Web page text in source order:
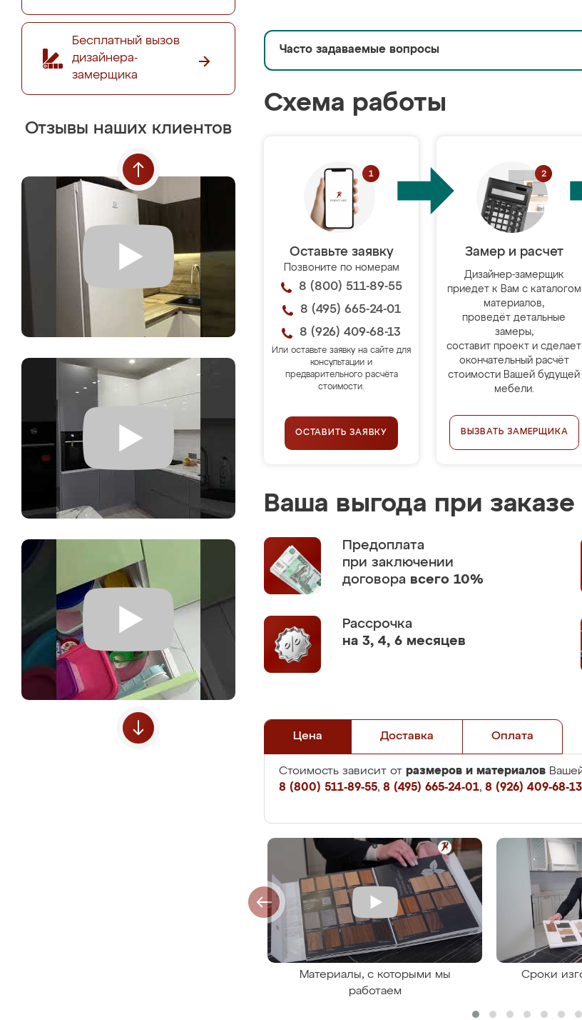
Бесплатный вызов
дизайнера-
замерщика
Отзывы наших клиентов
Часто задаваемые вопросы
Схема работы
Оставьте заявку
Позвоните по номерам
8 (800) 511-89-55
8 (495) 665-24-01
8 (926) 409-68-13
Или оставьте заявку на сайте для
консультации и
предварительного расчёта
стоимости.
ОСТАВИТЬ ЗАЯВКУ
Замер и расчет
Дизайнер-замерщик
приедет к Вам с каталогом
материалов,
проведёт детальные
замеры,
составит проект и сделает
окончательный расчёт
стоимости Вашей будущей
мебели.
ВЫЗВАТЬ ЗАМЕРЩИКА
Ваша выгода при заказе
Предоплата
при заключении
договора всего 10%
Рассрочка
на 3, 4, 6 месяцев
Цена Доставка Оплата
Стоимость зависит от размеров и материалов
8 (800) 511-89-55, 8 (495) 665-24-01, 8 (926) 409-68-13
Материалы, с которыми мы
работаем
Сроки